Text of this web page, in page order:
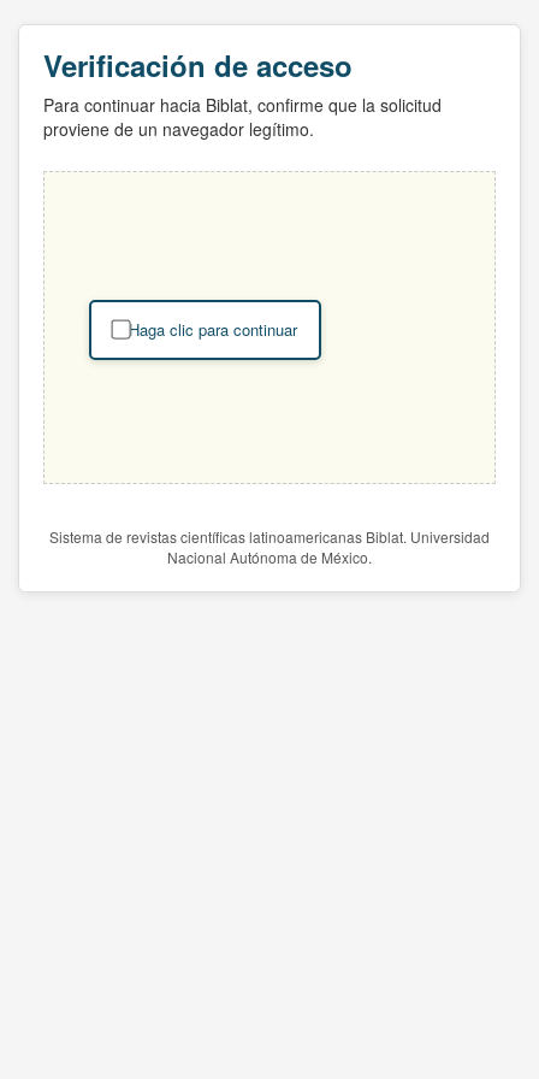
Verificación de acceso
Para continuar hacia Biblat, confirme que la solicitud
proviene de un navegador legítimo.
Haga clic para continuar
Sistema de revistas científicas latinoamericanas Biblat. Universidad
Nacional Autónoma de México.